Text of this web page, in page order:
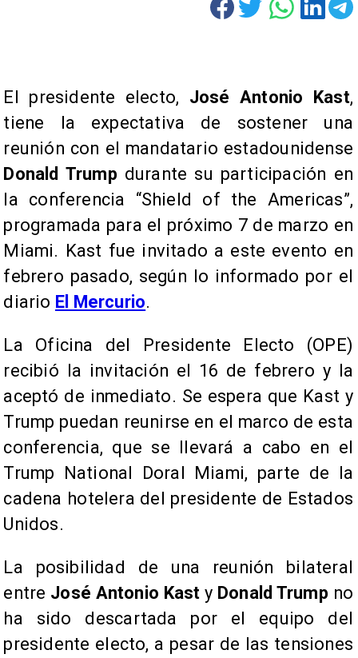
El presidente electo, José Antonio Kast,
tiene la expectativa de sostener una
reunión con el mandatario estadounidense
Donald Trump durante su participación en
la conferencia “Shield of the Americas”,
programada para el próximo 7 de marzo en
Miami. Kast fue invitado a este evento en
febrero pasado, según lo informado por el
diario El Mercurio.
La Oficina del Presidente Electo (OPE)
recibió la invitación el 16 de febrero y la
aceptó de inmediato. Se espera que Kast y
Trump puedan reunirse en el marco de esta
conferencia, que se llevará a cabo en el
Trump National Doral Miami, parte de la
cadena hotelera del presidente de Estados
Unidos.
La posibilidad de una reunión bilateral
entre José Antonio Kast y Donald Trump no
ha sido descartada por el equipo del
presidente electo, a pesar de las tensiones